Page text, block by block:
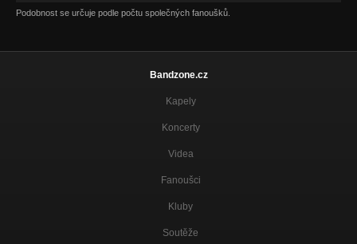
Podobnost se určuje podle počtu společných fanoušků.
Bandzone.cz
Kapely
Koncerty
Videa
Fanoušci
Kluby
Soutěže